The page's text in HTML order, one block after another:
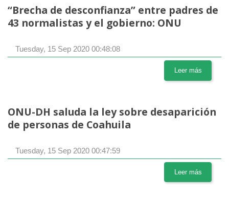
“Brecha de desconfianza” entre padres de
43 normalistas y el gobierno: ONU
Tuesday, 15 Sep 2020 00:48:08
Leer más
ONU-DH saluda la ley sobre desaparición
de personas de Coahuila
Tuesday, 15 Sep 2020 00:47:59
Leer más